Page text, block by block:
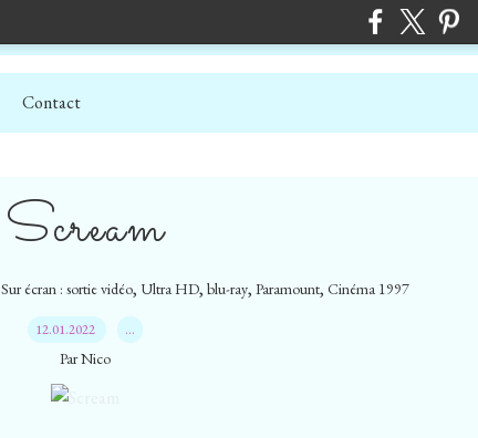
Contact
Scream
Sur écran : sortie vidéo, Ultra HD, blu-ray, Paramount, Cinéma 1997
12.01.2022 …
Par Nico